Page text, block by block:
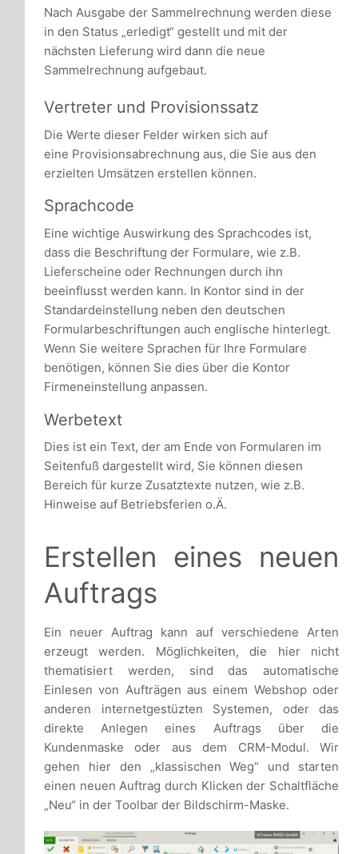
Nach Ausgabe der Sammelrechnung werden diese
in den Status „erledigt“ gestellt und mit der
nächsten Lieferung wird dann die neue
Sammelrechnung aufgebaut.
Vertreter und Provisionssatz
Die Werte dieser Felder wirken sich auf
eine Provisionsabrechnung aus, die Sie aus den
erzielten Umsätzen erstellen können.
Sprachcode
Eine wichtige Auswirkung des Sprachcodes ist,
dass die Beschriftung der Formulare, wie z.B.
Lieferscheine oder Rechnungen durch ihn
beeinflusst werden kann. In Kontor sind in der
Standardeinstellung neben den deutschen
Formularbeschriftungen auch englische hinterlegt.
Wenn Sie weitere Sprachen für Ihre Formulare
benötigen, können Sie dies über die Kontor
Firmeneinstellung anpassen.
Werbetext
Dies ist ein Text, der am Ende von Formularen im
Seitenfuß dargestellt wird, Sie können diesen
Bereich für kurze Zusatztexte nutzen, wie z.B.
Hinweise auf Betriebsferien o.Ä.
Erstellen eines neuen
Auftrags
Ein neuer Auftrag kann auf verschiedene Arten
erzeugt werden. Möglichkeiten, die hier nicht
thematisiert werden, sind das automatische
Einlesen von Aufträgen aus einem Webshop oder
anderen internetgestüzten Systemen, oder das
direkte Anlegen eines Auftrags über die
Kundenmaske oder aus dem CRM-Modul. Wir
gehen hier den „klassischen Weg“ und starten
einen neuen Auftrag durch Klicken der Schaltfläche
„Neu“ in der Toolbar der Bildschirm-Maske.